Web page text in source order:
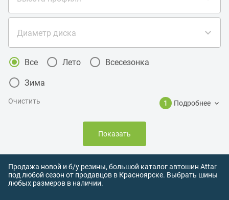
Диаметр диска
Все Лето Всесезонка
Зима
Очистить 1 Подробнее
Показать
Продажа новой и б/у резины, большой каталог автошин Attar
под любой сезон от продавцов в Красноярске. Выбрать шины
любых размеров в наличии.